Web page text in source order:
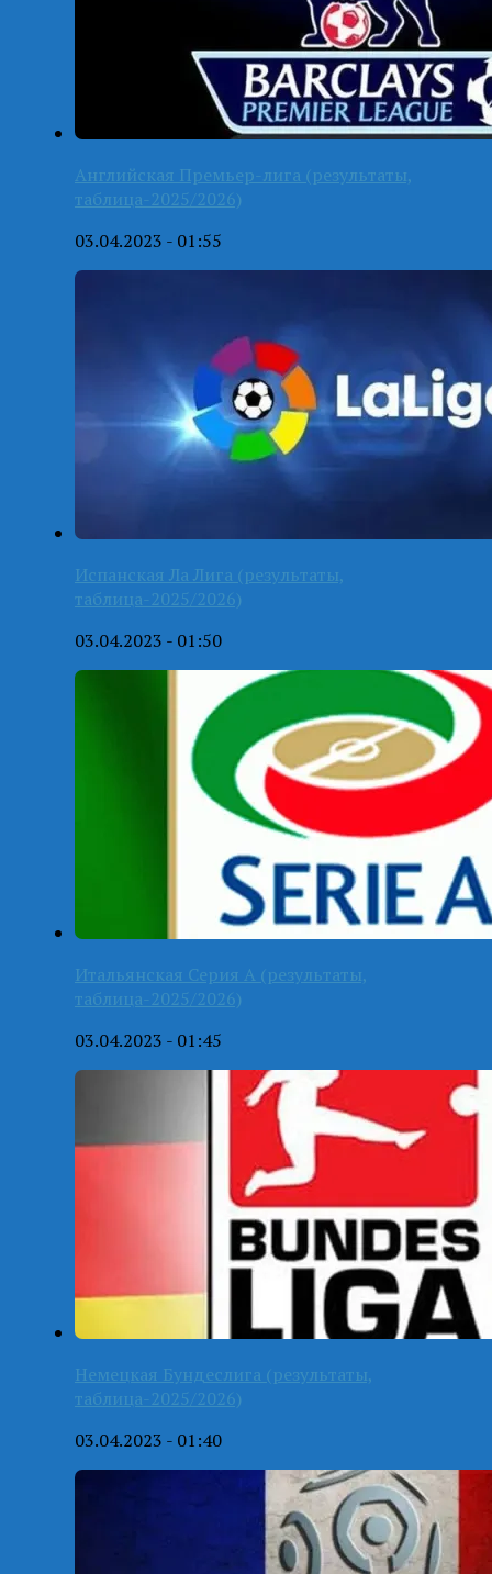
Английская Премьер-лига (результаты,
таблица-2025/2026)
03.04.2023 - 01:55
Испанская Ла Лига (результаты,
таблица-2025/2026)
03.04.2023 - 01:50
Итальянская Серия А (результаты,
таблица-2025/2026)
03.04.2023 - 01:45
Немецкая Бундеслига (результаты,
таблица-2025/2026)
03.04.2023 - 01:40